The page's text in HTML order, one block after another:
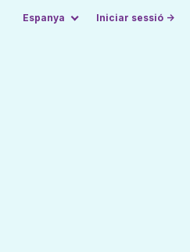
Espanya Iniciar sessió →